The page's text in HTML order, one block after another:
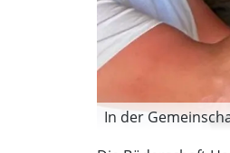
In der